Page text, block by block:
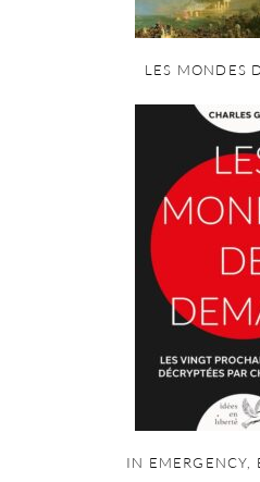
LES MONDES
IN EMERGENCY,